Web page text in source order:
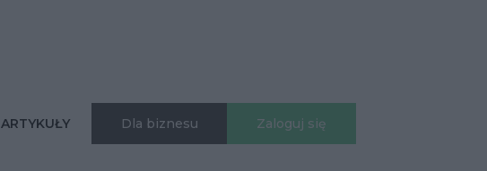
ARTYKUŁY Dla biznesu Zaloguj się